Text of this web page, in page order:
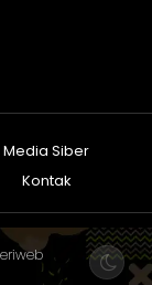
Siber
Kontak